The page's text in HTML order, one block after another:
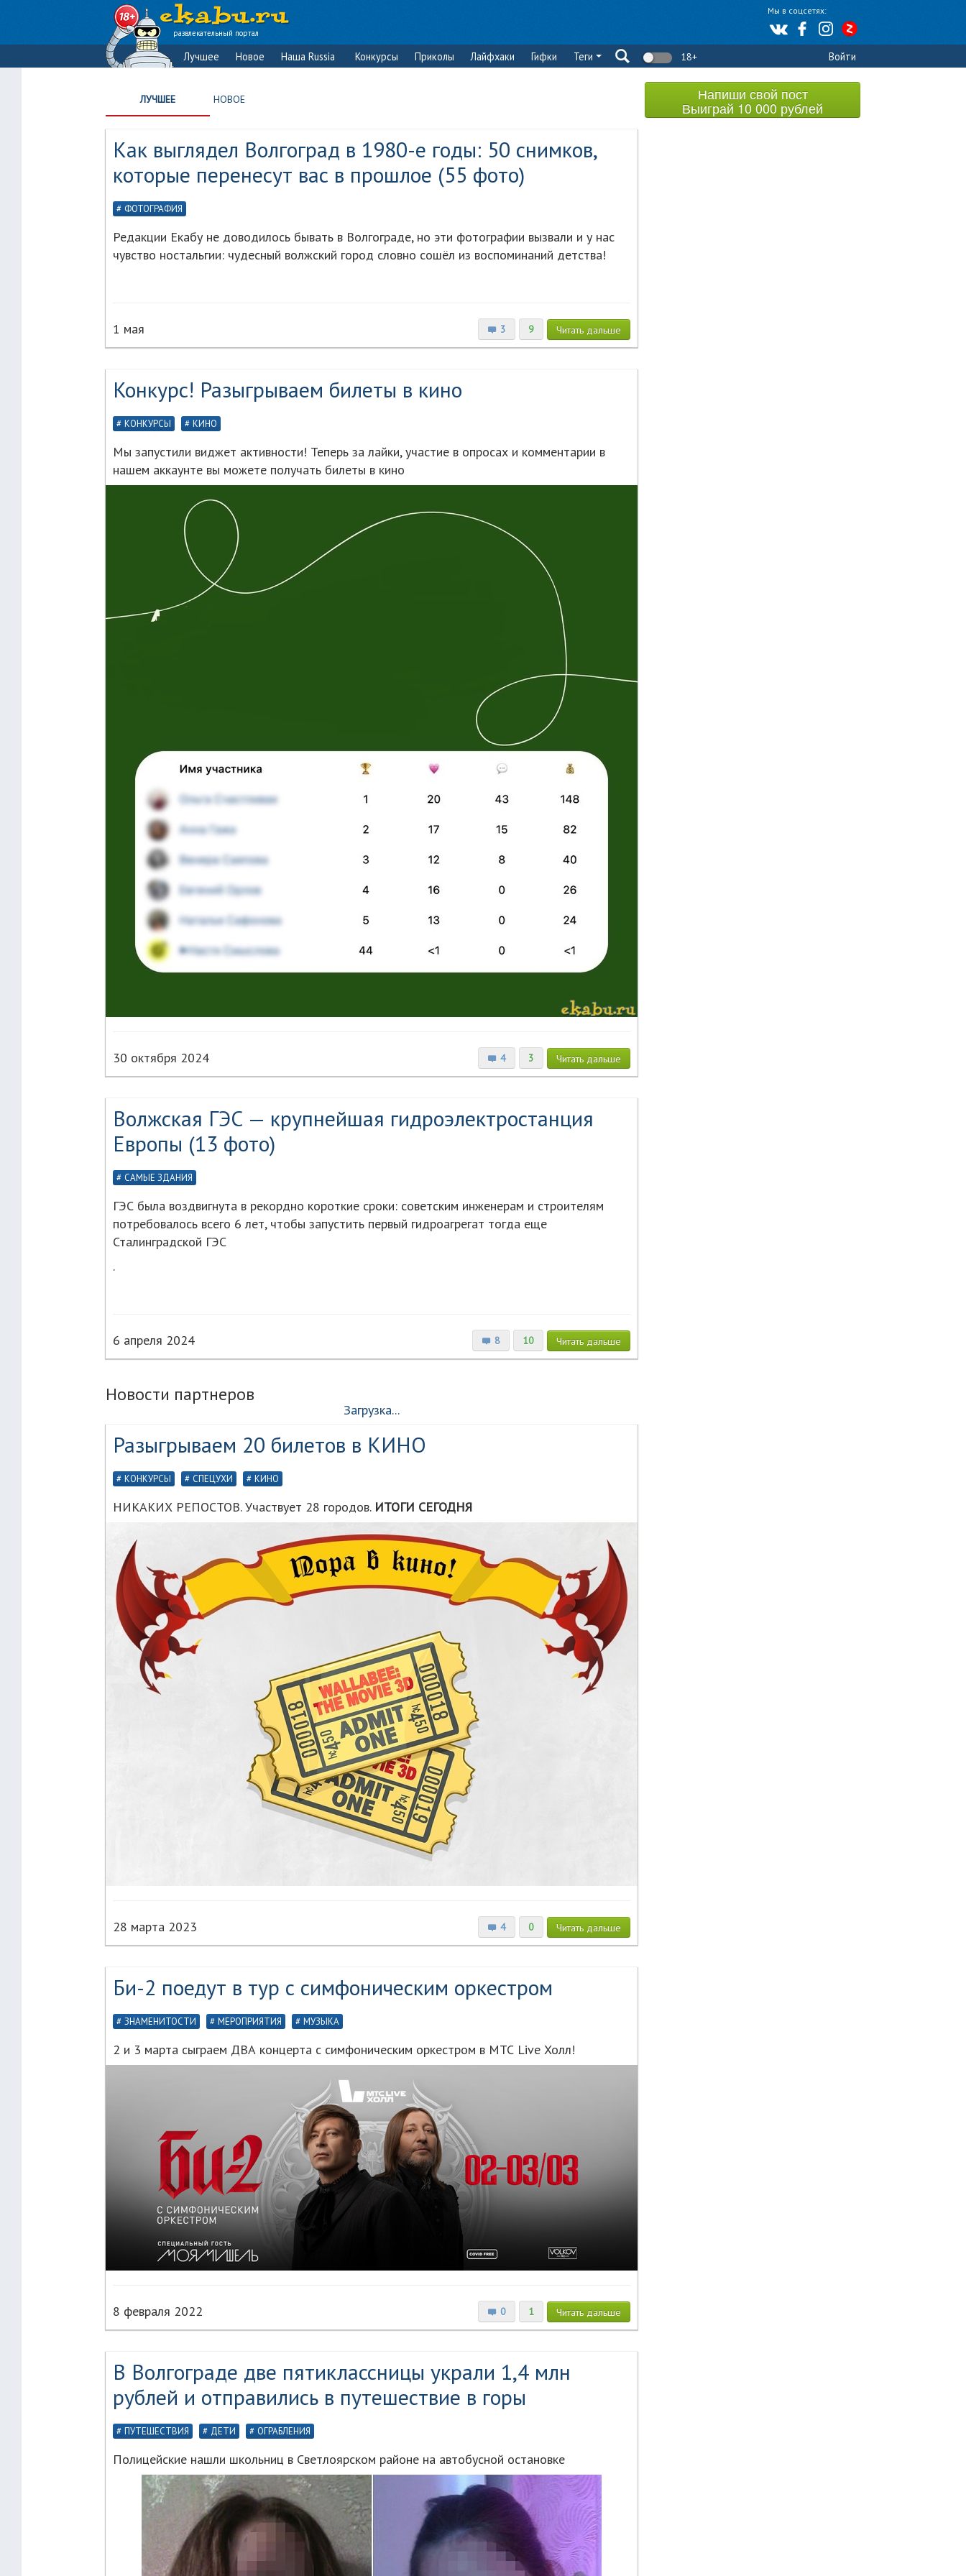
Мы в соцсетях:
развлекательный портал
Лучшее Новое Наша Russia Конкурсы Приколы Лайфхаки Гифки Теги 18+ Войти
ЛУЧШЕЕ НОВОЕ
Как выглядел Волгоград в 1980-е годы: 50 снимков,
которые перенесут вас в прошлое (55 фото)
ФОТОГРАФИЯ
Редакции Екабу не доводилось бывать в Волгограде, но эти фотографии вызвали и у нас
чувство ностальгии: чудесный волжский город словно сошёл из воспоминаний детства!
3 9 Читать дальше
1 мая
Конкурс! Разыгрываем билеты в кино
КОНКУРСЫ КИНО
Мы запустили виджет активности! Теперь за лайки, участие в опросах и комментарии в
нашем аккаунте вы можете получать билеты в кино
4 3 Читать дальше
30 октября 2024
Волжская ГЭС — крупнейшая гидроэлектростанция
Европы (13 фото)
САМЫЕ ЗДАНИЯ
ГЭС была воздвигнута в рекордно короткие сроки: советским инженерам и строителям
потребовалось всего 6 лет, чтобы запустить первый гидроагрегат тогда еще
Сталинградской ГЭС
.
8 10 Читать дальше
6 апреля 2024
Новости партнеров
Загрузка...
Разыгрываем 20 билетов в КИНО
КОНКУРСЫ СПЕЦУХИ КИНО
НИКАКИХ РЕПОСТОВ. Участвует 28 городов. ИТОГИ СЕГОДНЯ
4 0 Читать дальше
28 марта 2023
Би-2 поедут в тур с симфоническим оркестром
ЗНАМЕНИТОСТИ МЕРОПРИЯТИЯ МУЗЫКА
2 и 3 марта сыграем ДВА концерта с симфоническим оркестром в МТС Live Холл!
0 1 Читать дальше
8 февраля 2022
В Волгограде две пятиклассницы украли 1,4 млн
рублей и отправились в путешествие в горы
ПУТЕШЕСТВИЯ ДЕТИ ОГРАБЛЕНИЯ
Полицейские нашли школьниц в Светлоярском районе на автобусной остановке
Напиши свой пост
Выиграй 10 000 рублей